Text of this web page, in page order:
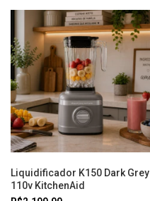
Liquidificador K150 Dark Grey
110v KitchenAid